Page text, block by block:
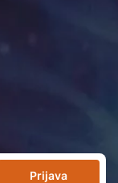
Prijava